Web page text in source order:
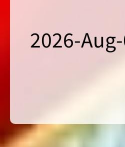
2026-